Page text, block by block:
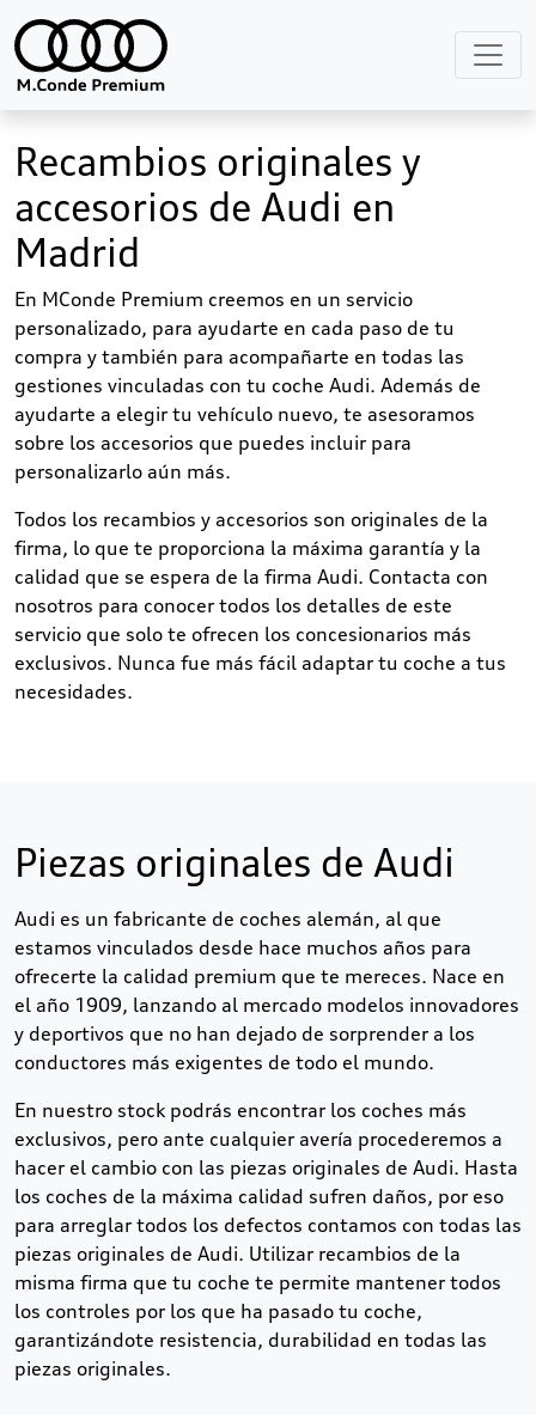
Recambios originales y
accesorios de Audi en
Madrid
En MConde Premium creemos en un servicio
personalizado, para ayudarte en cada paso de tu
compra y también para acompañarte en todas las
gestiones vinculadas con tu coche Audi. Además de
ayudarte a elegir tu vehículo nuevo, te asesoramos
sobre los accesorios que puedes incluir para
personalizarlo aún más.
Todos los recambios y accesorios son originales de la
firma, lo que te proporciona la máxima garantía y la
calidad que se espera de la firma Audi. Contacta con
nosotros para conocer todos los detalles de este
servicio que solo te ofrecen los concesionarios más
exclusivos. Nunca fue más fácil adaptar tu coche a tus
necesidades.
Piezas originales de Audi
Audi es un fabricante de coches alemán, al que
estamos vinculados desde hace muchos años para
ofrecerte la calidad premium que te mereces. Nace en
el año 1909, lanzando al mercado modelos innovadores
y deportivos que no han dejado de sorprender a los
conductores más exigentes de todo el mundo.
En nuestro stock podrás encontrar los coches más
exclusivos, pero ante cualquier avería procederemos a
hacer el cambio con las piezas originales de Audi. Hasta
los coches de la máxima calidad sufren daños, por eso
para arreglar todos los defectos contamos con todas las
piezas originales de Audi. Utilizar recambios de la
misma firma que tu coche te permite mantener todos
los controles por los que ha pasado tu coche,
garantizándote resistencia, durabilidad en todas las
piezas originales.